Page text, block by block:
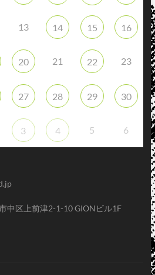
13 14 15 16
20 21 22 23
27 28 29 30
3 4 5 6
中区上前津2-1-10 GIONビル1F